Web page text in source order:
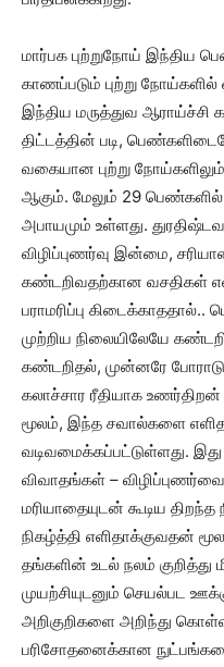
மார்பக புற்றுநோய் இந்திய
காணப்படும் புற்று
இந்திய மருத்துவ ஆராய்ச்சி
திட்டத்தின் படி,
வகையான புற்று
ஆகும். மேலும் 29 பெண்களில்
அபாயமும் உள்ளது.
விழிப்புணர்வு இன்மை,
கண்டறிவதற்கான வசதிகள்
பராமரிப்பு
முற்றிய நிலையிலேயே
கண்டறிதல், முன்னரே
கலாச்சார ரீதியாக
மூலம், இந்த சவால்களை
வடிவமைக்கப்பட்டுள்ளது.
விவாதங்கள் –
மரியாதையுடன் கூடிய
நிகழ்த்தி எளிதாக்குவதன்
தங்களின் உடல் நலம் குறித்து
முயற்சியுடனும் செயல்பட
அறிகுறிகளை அறிந்து
பரிசோதனைக்கான